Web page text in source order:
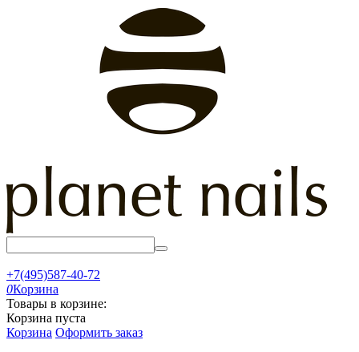
+7(495)587-40-72
0Корзина
Товары в корзине:
Корзина пуста
Корзина Оформить заказ